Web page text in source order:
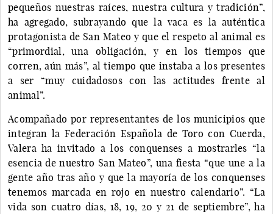
pequeños nuestras raíces, nuestra cultura y tradición”,
ha agregado, subrayando que la vaca es la auténtica
protagonista de San Mateo y que el respeto al animal es
“primordial, una obligación, y en los tiempos que
corren, aún más”, al tiempo que instaba a los presentes
a ser “muy cuidadosos con las actitudes frente al
animal”.
Acompañado por representantes de los municipios que
integran la Federación Española de Toro con Cuerda,
Valera ha invitado a los conquenses a mostrarles “la
esencia de nuestro San Mateo”, una fiesta “que une a la
gente año tras año y que la mayoría de los conquenses
tenemos marcada en rojo en nuestro calendario”. “La
vida son cuatro días, 18, 19, 20 y 21 de septiembre”, ha